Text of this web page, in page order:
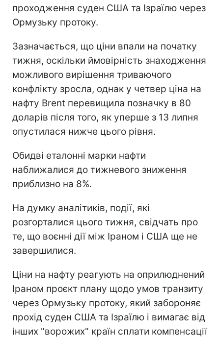
проходження суден США та Ізраїлю через
Ормузьку протоку.
Зазначається, що ціни впали на початку
тижня, оскільки ймовірність знаходження
можливого вирішення триваючого
конфлікту зросла, однак у четвер ціна на
нафту Brent перевищила позначку в 80
доларів після того, як уперше з 13 липня
опустилася нижче цього рівня.
Обидві еталонні марки нафти
наближалися до тижневого зниження
приблизно на 8%.
На думку аналітиків, події, які
розгорталися цього тижня, свідчать про
те, що воєнні дії між Іраном і США ще не
завершилися.
Ціни на нафту реагують на оприлюднений
Іраном проєкт плану щодо умов транзиту
через Ормузьку протоку, який забороняє
прохід суден США та Ізраїлю і вимагає від
інших "ворожих" країн сплати компенсації